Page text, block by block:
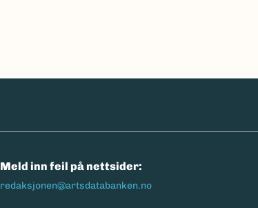
Meld inn feil på nettsider:
redaksjonen@artsdatabanken.no